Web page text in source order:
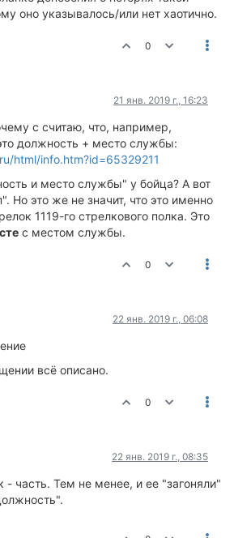
оно указывалось/или нет хаотично.
0
21 янв. 2019 г., 16:23
с считаю, что, например,
должность + место службы:
html/info.htm?id=65329211
и место службы" у бойца? А вот
Но это же не значит, что это именно
1119-го стрелкового полка. Это
с местом службы.
0
22 янв. 2019 г., 06:08
всё описано.
0
22 янв. 2019 г., 08:35
- часть. Тем не менее, и ее "загоняли"